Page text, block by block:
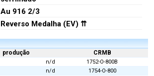
Au 916 2/3
Reverso Medalha (EV) ⇈
produção CRMB
n/d
1752-O-800B
n/d
1754-O-800